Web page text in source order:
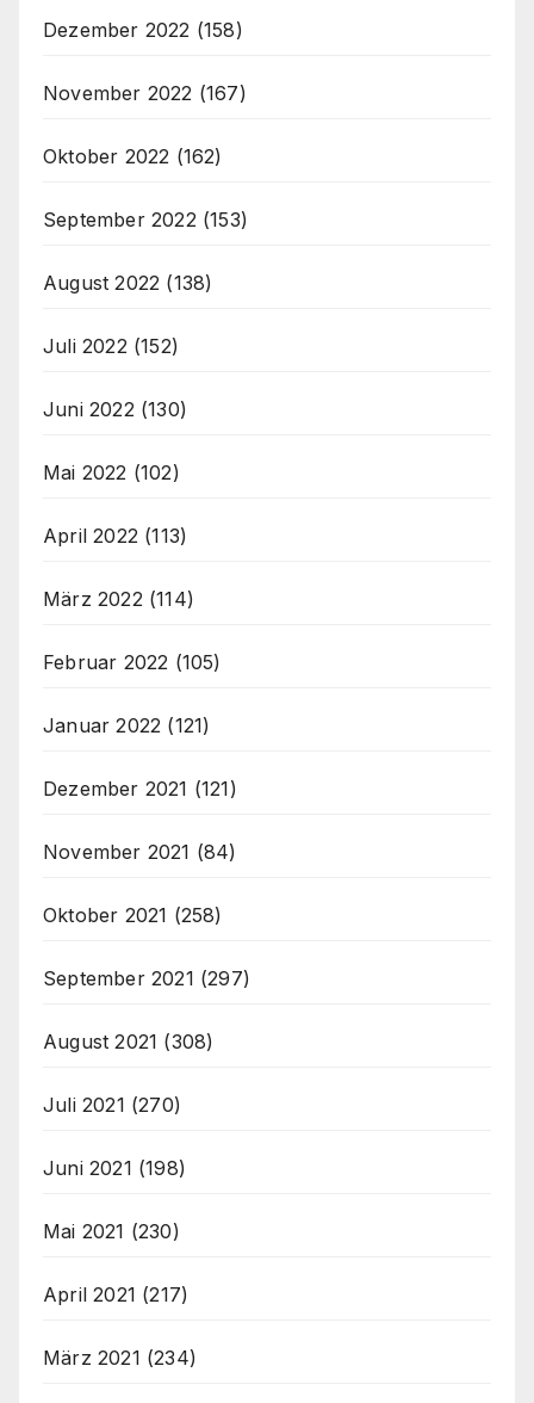
Dezember 2022 (158)
November 2022 (167)
Oktober 2022 (162)
September 2022 (153)
August 2022 (138)
Juli 2022 (152)
Juni 2022 (130)
Mai 2022 (102)
April 2022 (113)
März 2022 (114)
Februar 2022 (105)
Januar 2022 (121)
Dezember 2021 (121)
November 2021 (84)
Oktober 2021 (258)
September 2021 (297)
August 2021 (308)
Juli 2021 (270)
Juni 2021 (198)
Mai 2021 (230)
April 2021 (217)
März 2021 (234)